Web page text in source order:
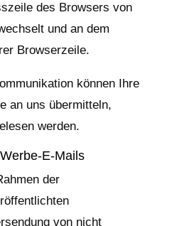
des Browsers von
und an dem
Browserzeile.
können Ihre
an uns übermitteln,
werden.
E-Mails
der
von nicht